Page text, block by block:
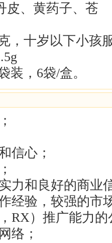
皮、黄药子、苍
，十岁以下小孩
装，6袋/盒。
信心；
力和良好的商业
经验，较强的市
RX）推广能力
络；